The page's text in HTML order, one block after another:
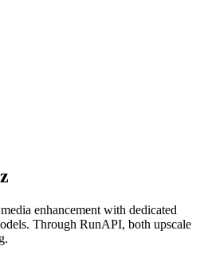
enhancement with dedicated
Through RunAPI, both upscale